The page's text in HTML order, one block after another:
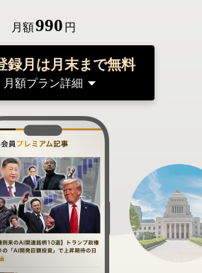
月額990 円
録月は月末まで無料
月額プラン詳細